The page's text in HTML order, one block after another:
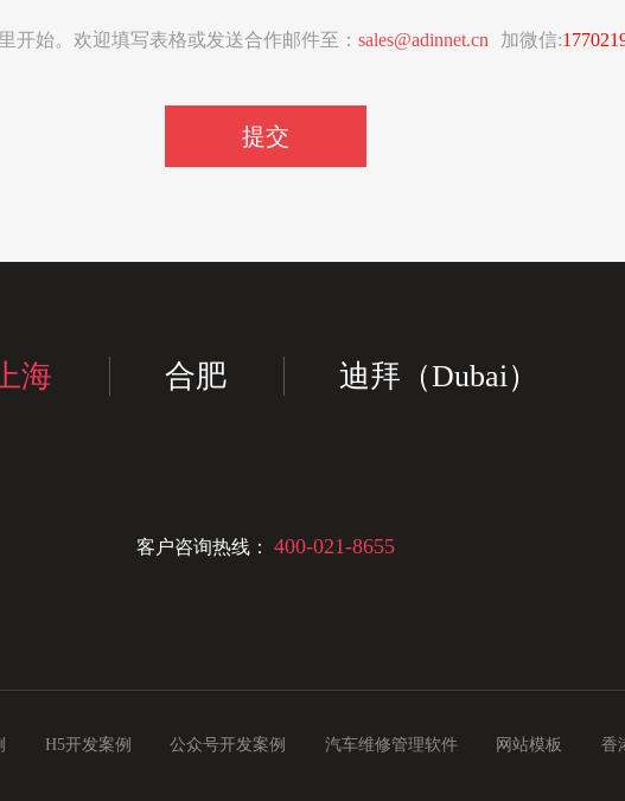
开始。欢迎填写表格或发送合作邮件至： sales@adinnet.cn 加微信:
提交
上海 合肥 迪拜（Dubai）
客户咨询热线： 400-021-8655
H5开发案例 公众号开发案例 汽车维修管理软件 网站模板 香